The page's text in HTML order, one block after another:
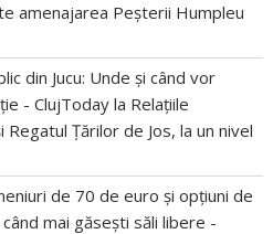
amenajarea Peșterii Humpleu
din Jucu: Unde și când vor
- ClujToday la Relațiile
Țărilor de Jos, la un nivel
de 70 de euro și opțiuni de
mai găsești săli libere -